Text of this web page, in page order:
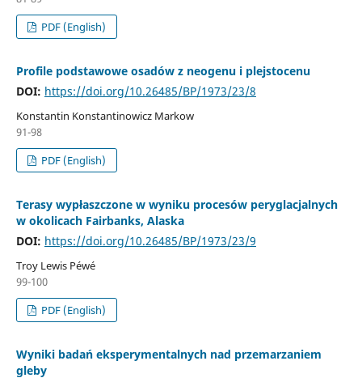
PDF (English)
Profile podstawowe osadów z neogenu i plejstocenu
DOI: https://doi.org/10.26485/BP/1973/23/8
Konstantin Konstantinowicz Markow
91-98
PDF (English)
Terasy wypłaszczone w wyniku procesów peryglacjalnych
w okolicach Fairbanks, Alaska
DOI: https://doi.org/10.26485/BP/1973/23/9
Troy Lewis Péwé
99-100
PDF (English)
Wyniki badań eksperymentalnych nad przemarzaniem
gleby